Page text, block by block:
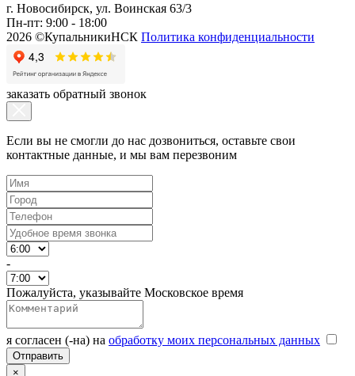
г. Новосибирск, ул. Воинская 63/3
Пн-пт: 9:00 - 18:00
2026 ©КупальникиНСК Политика конфиденциальности
заказать обратный звонок
Если вы не смогли до нас дозвониться, оставьте свои
контактные данные, и мы вам перезвоним
-
Пожалуйста, указывайте Московское время
я согласен (-на) на обработку моих персональных данных
×